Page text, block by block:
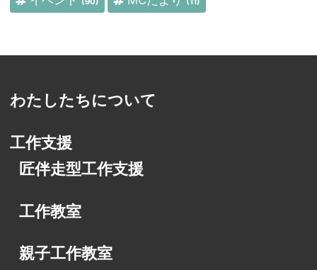
わたしたちについて
工作支援
匠伴走型工作支援
工作教室
親子工作教室